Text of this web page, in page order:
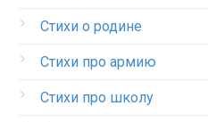
Стихи о родине
Стихи про армию
Стихи про школу